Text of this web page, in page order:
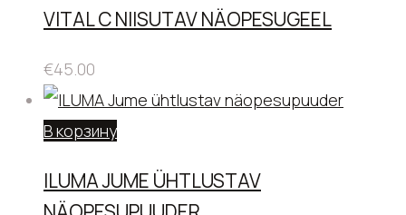
VITAL C NIISUTAV NÄOPESUGEEL
€45.00
В корзину
ILUMA JUME ÜHTLUSTAV